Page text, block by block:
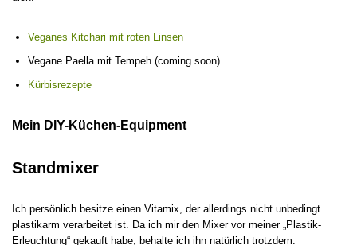
Veganes Kitchari mit roten Linsen
Vegane Paella mit Tempeh (coming soon)
Kürbisrezepte
Mein DIY-Küchen-Equipment
Standmixer
Ich persönlich besitze einen Vitamix, der allerdings nicht unbedingt
plastikarm verarbeitet ist. Da ich mir den Mixer vor meiner „Plastik-
Erleuchtung“ gekauft habe, behalte ich ihn natürlich trotzdem.